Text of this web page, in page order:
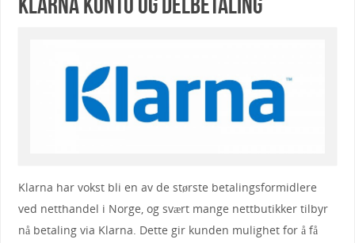
Klarna har vokst bli en av de største betalingsformidlere
ved netthandel i Norge, og svært mange nettbutikker tilbyr
nå betaling via Klarna. Dette gir kunden mulighet for å få